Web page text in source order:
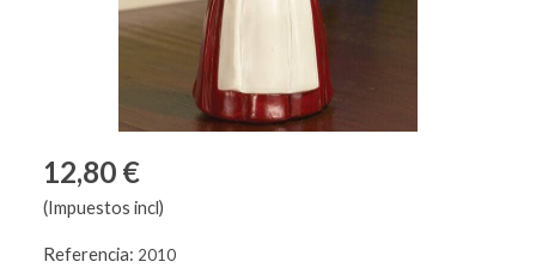
12,80 €
(Impuestos incl)
Referencia: 2010